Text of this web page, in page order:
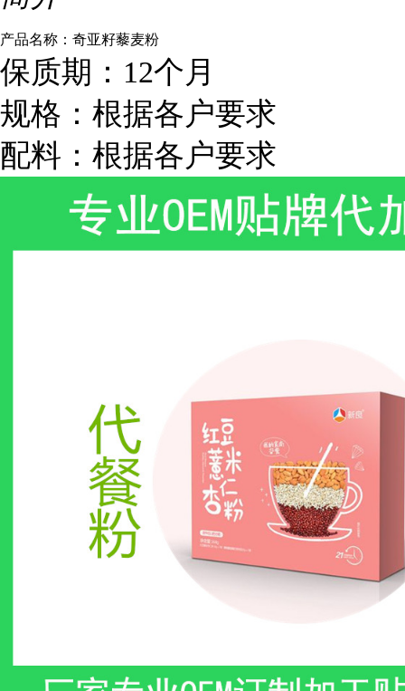
产品名称： 奇亚籽藜麦粉
保质期： 12个月
规格：根据各户要求
配料：根据各户要求